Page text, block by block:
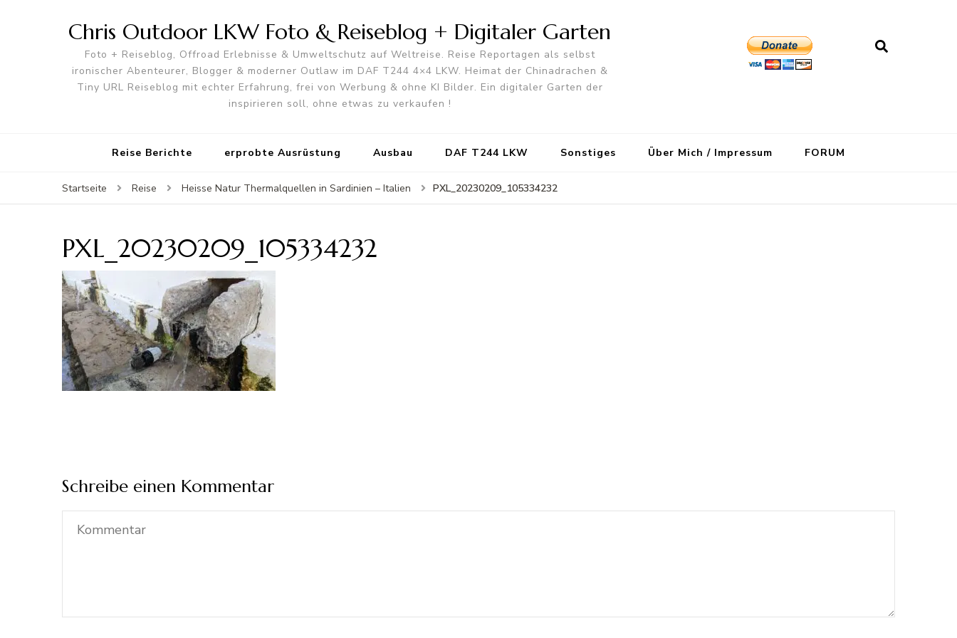
Chris Outdoor LKW Foto & Reiseblog + Digitaler Garten
Foto + Reiseblog, Offroad Erlebnisse & Umweltschutz auf Weltreise. Reise Reportagen als selbst
ironischer Abenteurer, Blogger & moderner Outlaw im DAF T244 4×4 LKW. Heimat der Chinadrachen &
Tiny URL Reiseblog mit echter Erfahrung, frei von Werbung & ohne KI Bilder. Ein digitaler Garten der
inspirieren soll, ohne etwas zu verkaufen !
Reise Berichte erprobte Ausrüstung Ausbau DAF T244 LKW Sonstiges Über Mich / Impressum FORUM
Startseite Reise Heisse Natur Thermalquellen in Sardinien – Italien PXL_20230209_105334232
PXL_20230209_105334232
Schreibe einen Kommentar